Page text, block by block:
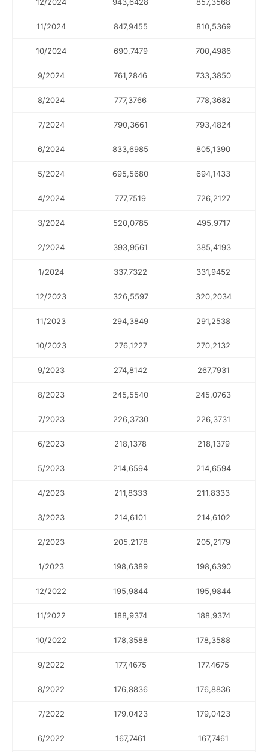
11/2024 847,9455 810,5369
10/2024 690,7479 700,4986
9/2024 761,2846 733,3850
8/2024 777,3766 778,3682
7/2024 790,3661 793,4824
6/2024 833,6985 805,1390
5/2024 695,5680 694,1433
4/2024 777,7519 726,2127
3/2024 520,0785 495,9717
2/2024 393,9561 385,4193
1/2024 337,7322 331,9452
12/2023 326,5597 320,2034
11/2023 294,3849 291,2538
10/2023 276,1227 270,2132
9/2023 274,8142 267,7931
8/2023 245,5540 245,0763
7/2023 226,3730 226,3731
6/2023 218,1378 218,1379
5/2023 214,6594 214,6594
4/2023 211,8333 211,8333
3/2023 214,6101 214,6102
2/2023 205,2178 205,2179
1/2023 198,6389 198,6390
12/2022 195,9844 195,9844
11/2022 188,9374 188,9374
10/2022 178,3588 178,3588
9/2022 177,4675 177,4675
8/2022 176,8836 176,8836
7/2022 179,0423 179,0423
6/2022 167,7461 167,7461